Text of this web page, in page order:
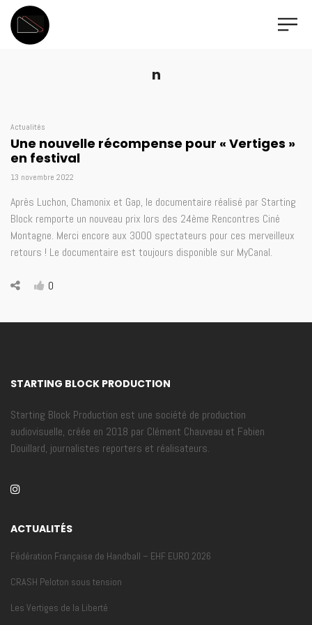
n
Actualités
Une nouvelle récompense pour « Vertiges »
en festival
13 novembre 2022
Après Luchon, Chamonix et Gap, le documentaire réalisé par Starting
Block remporte un nouveau prix lors des 24ème Rencontres Ciné
Montagne. Merci encore aux 3000 spectateurs pour ces merveilleux
retours ! Le documentaire est toujours disponible sur MyCanal.
0
STARTING BLOCK PRODUCTION
Starting Block Production est une société de production
audiovisuelle, créée en 2018 par Clément Chauveau et Fabien
Douillard, journalistes reporters et réalisateurs.
ACTUALITÉS
Fédération Française de Handball – EHF EURO 2026
CRASH Peloton sous tension
Les Vertiges de la Liberté